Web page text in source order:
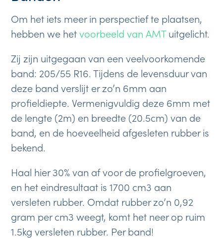
Om het iets meer in perspectief te plaatsen,
hebben we hetvoorbeeld van AMTuitgelicht.
Zij zijn uitgegaan van een veelvoorkomende
band: 205/55 R16. Tijdens de levensduur van
deze band verslijt er zo’n 6mm aan
profieldiepte. Vermenigvuldig deze 6mm met
de lengte (2m) en breedte (20.5cm) van de
band, en de hoeveelheid afgesleten rubber is
bekend.
Haal hier 30% van af voor de profielgroeven,
en het eindresultaat is 1700 cm3 aan
versleten rubber. Omdat rubber zo’n 0,92
gram per cm3 weegt, komt het neer op ruim
1.5kg versleten rubber. Per band!